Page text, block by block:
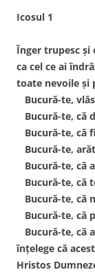
Icosul 1
Înger trupesc şi
ca cel ce ai
toate nevoile şi
Bucură-te,
Bucură-te, că
Bucură-te, că
Bucură-te,
Bucură-te, că
Bucură-te, că
Bucură-te, că
Bucură-te, că
Bucură-te, că
înţelege că
Hristos